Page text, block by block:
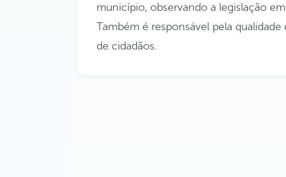
município, observando a legislação
Também é responsável pela
de cidadãos.